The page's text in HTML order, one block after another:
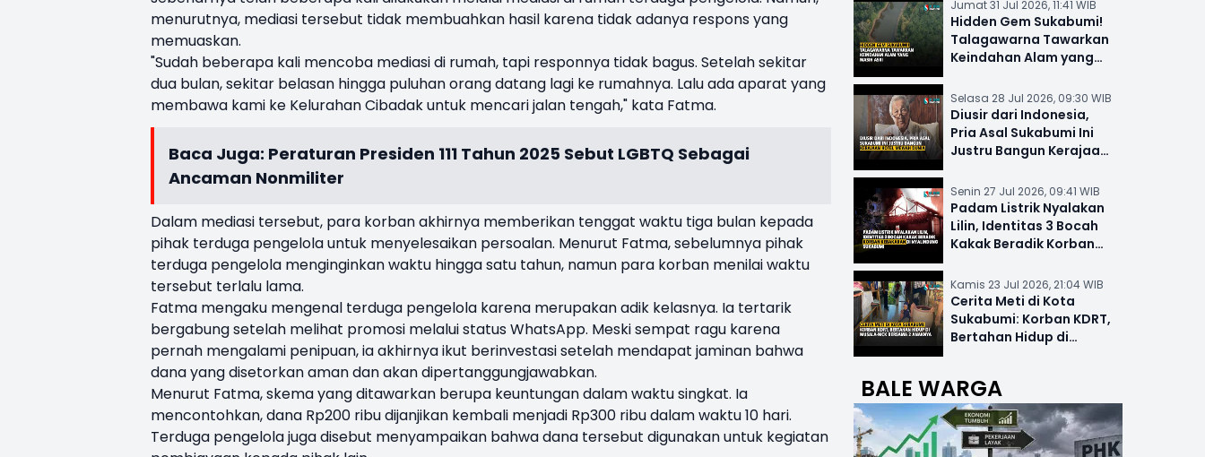
menurutnya, mediasi tersebut tidak membuahkan hasil karena tidak adanya respons yang
memuaskan.
"Sudah beberapa kali mencoba mediasi di rumah, tapi responnya tidak bagus. Setelah sekitar
dua bulan, sekitar belasan hingga puluhan orang datang lagi ke rumahnya. Lalu ada aparat yang
membawa kami ke Kelurahan Cibadak untuk mencari jalan tengah," kata Fatma.
Baca Juga: Peraturan Presiden 111 Tahun 2025 Sebut LGBTQ Sebagai
Ancaman Nonmiliter
Dalam mediasi tersebut, para korban akhirnya memberikan tenggat waktu tiga bulan kepada
pihak terduga pengelola untuk menyelesaikan persoalan. Menurut Fatma, sebelumnya pihak
terduga pengelola menginginkan waktu hingga satu tahun, namun para korban menilai waktu
tersebut terlalu lama.
Fatma mengaku mengenal terduga pengelola karena merupakan adik kelasnya. Ia tertarik
bergabung setelah melihat promosi melalui status WhatsApp. Meski sempat ragu karena
pernah mengalami penipuan, ia akhirnya ikut berinvestasi setelah mendapat jaminan bahwa
dana yang disetorkan aman dan akan dipertanggungjawabkan.
Menurut Fatma, skema yang ditawarkan berupa keuntungan dalam waktu singkat. Ia
mencontohkan, dana Rp200 ribu dijanjikan kembali menjadi Rp300 ribu dalam waktu 10 hari.
Terduga pengelola juga disebut menyampaikan bahwa dana tersebut digunakan untuk kegiatan
Jumat 31 Jul 2026, 11:41 WIB
Hidden Gem Sukabumi!
Talagawarna Tawarkan
Keindahan Alam yang
Selasa 28 Jul 2026, 09:30 WIB
Diusir dari Indonesia,
Pria Asal Sukabumi Ini
Justru Bangun Kerajaan
Senin 27 Jul 2026, 09:41 WIB
Padam Listrik Nyalakan
Lilin, Identitas 3 Bocah
Kakak Beradik Korban
Kamis 23 Jul 2026, 21:04 WIB
Cerita Meti di Kota
Sukabumi: Korban KDRT,
Bertahan Hidup di
BALE WARGA